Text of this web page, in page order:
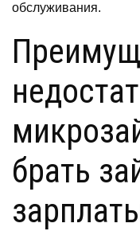
обслуживания.
брать